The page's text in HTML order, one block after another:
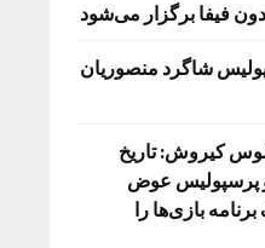
فیفا برگزار می‌شود
شاگرد منصوریان
کیروش: تاریخ
و پرسپولیس عوض
بازی‌ها را